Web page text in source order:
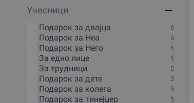
Викенд
Кочани 13
Кавадарци 11
Национален парк Пелистер 11
Струга 11
Берово 10
Делчево 10
Крушево 10
Гостивар 9
Учесници
Подарок за двајца 6
Подарок за Неа 6
Подарок за Него 6
За едно лице 5
За трудници 5
Подарок за дете 5
Подарок за колега 5
Подарок за тинејџер 5